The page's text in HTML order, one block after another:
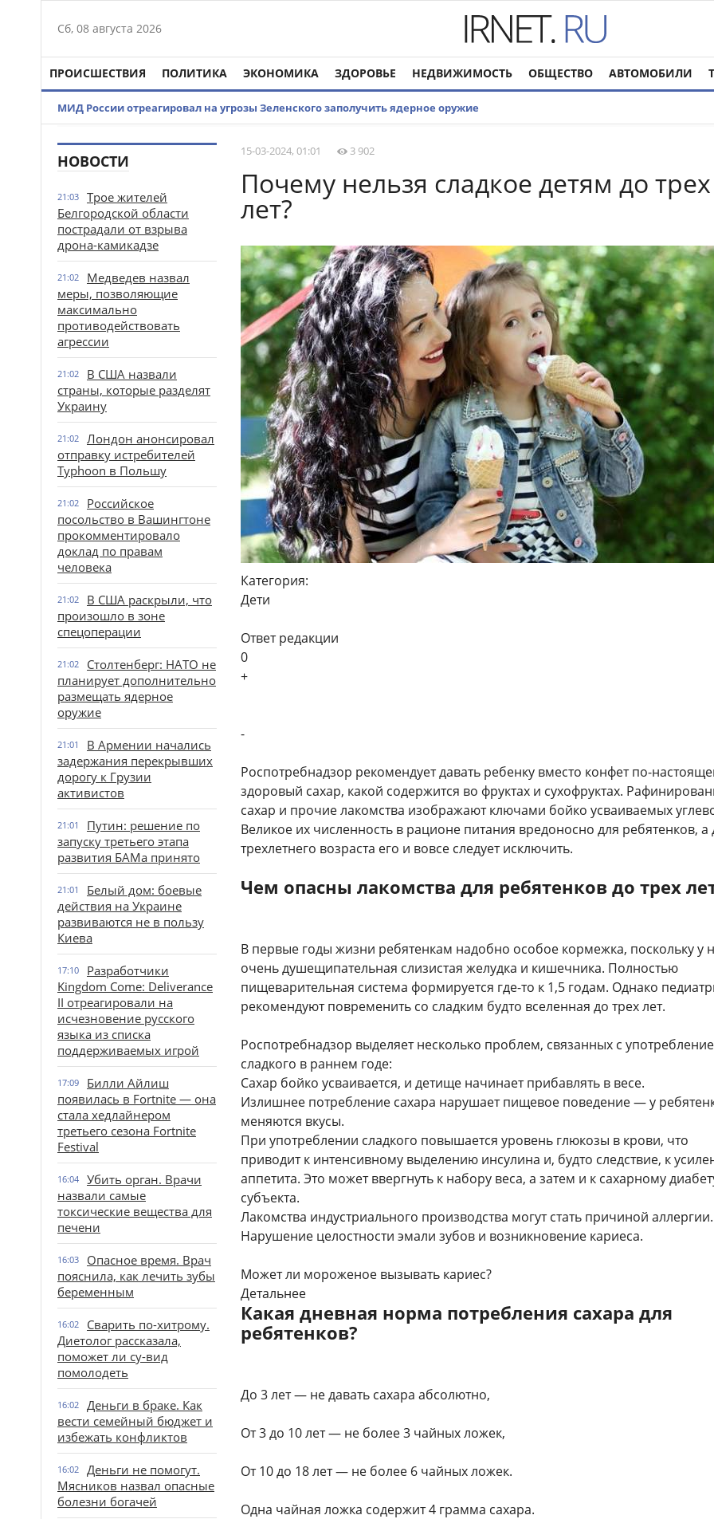
Сб, 08 августа 2026
ПРОИСШЕСТВИЯ ПОЛИТИКА ЭКОНОМИКА ЗДОРОВЬЕ НЕДВИЖИМОСТЬ ОБЩЕСТВО АВТОМОБИЛИ
МИД России отреагировал на угрозы Зеленского заполучить ядерное оружие
НОВОСТИ
21:03
Трое жителей
Белгородской области
пострадали от взрыва
дрона-камикадзе
21:02
Медведев назвал
меры, позволяющие
максимально
противодействовать
агрессии
21:02
В США назвали
страны, которые разделят
Украину
21:02
Лондон анонсировал
отправку истребителей
Typhoon в Польшу
21:02
Российское
посольство в Вашингтоне
прокомментировало
доклад по правам
человека
21:02
В США раскрыли, что
произошло в зоне
спецоперации
21:02
Столтенберг: НАТО не
планирует дополнительно
размещать ядерное
оружие
21:01
В Армении начались
задержания перекрывших
дорогу к Грузии
активистов
21:01
Путин: решение по
запуску третьего этапа
развития БАМа принято
21:01
Белый дом: боевые
действия на Украине
развиваются не в пользу
Киева
17:10
Разработчики
Kingdom Come: Deliverance
II отреагировали на
исчезновение русского
языка из списка
поддерживаемых игрой
17:09
Билли Айлиш
появилась в Fortnite — она
стала хедлайнером
третьего сезона Fortnite
Festival
16:04
Убить орган. Врачи
назвали самые
токсические вещества для
печени
16:03
Опасное время. Врач
пояснила, как лечить зубы
беременным
16:02
Сварить по-хитрому.
Диетолог рассказала,
поможет ли су-вид
помолодеть
16:02
Деньги в браке. Как
вести семейный бюджет и
избежать конфликтов
16:02
Деньги не помогут.
Мясников назвал опасные
болезни богачей
15-03-2024, 01:01 3 902
Почему нельзя сладкое детям до трех
лет?
Категория:
Дети
Ответ редакции
0
+
-
Роспотребнадзор рекомендует давать ребенку вместо конфет по-
здоровый сахар, какой содержится во фруктах и сухофруктах.
сахар и прочие лакомства изображают ключами бойко усваиваемых
Великое их численность в рационе питания вредоносно для ребятенков, а
трехлетнего возраста его и вовсе следует исключить.
Чем опасны лакомства для ребятенков до трех
В первые годы жизни ребятенкам надобно особое кормежка, поскольку у
очень душещипательная слизистая желудка и кишечника. Полностью
пищеварительная система формируется где-то к 1,5 годам. Однако
рекомендуют повременить со сладким будто вселенная до трех лет.
Роспотребнадзор выделяет несколько проблем, связанных с
сладкого в раннем годе:
Сахар бойко усваивается, и детище начинает прибавлять в весе.
Излишнее потребление сахара нарушает пищевое поведение — у
меняются вкусы.
При употреблении сладкого повышается уровень глюкозы в крови, что
приводит к интенсивному выделению инсулина и, будто следствие, к
аппетита. Это может ввергнуть к набору веса, а затем и к сахарному
субъекта.
Лакомства индустриального производства могут стать причиной аллергии.
Нарушение целостности эмали зубов и возникновение кариеса.
Может ли мороженое вызывать кариес?
Детальнее
Какая дневная норма потребления сахара для
ребятенков?
До 3 лет — не давать сахара абсолютно,
От 3 до 10 лет — не более 3 чайных ложек,
От 10 до 18 лет — не более 6 чайных ложек.
Одна чайная ложка содержит 4 грамма сахара.